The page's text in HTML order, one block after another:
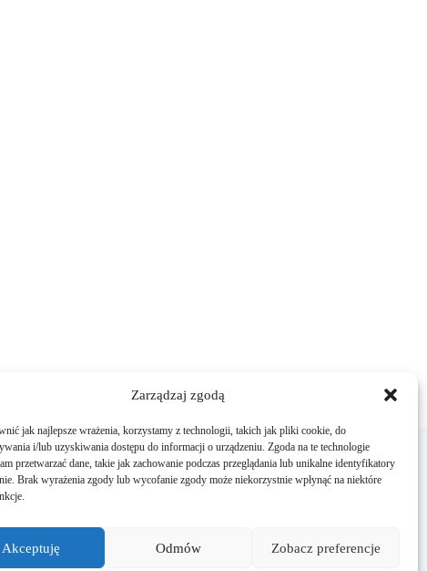
Zarządzaj zgodą
jak najlepsze wrażenia, korzystamy z technologii, takich jak pliki cookie, do
i/lub uzyskiwania dostępu do informacji o urządzeniu. Zgoda na te technologie
przetwarzać dane, takie jak zachowanie podczas przeglądania lub unikalne identyfikatory
Brak wyrażenia zgody lub wycofanie zgody może niekorzystnie wpłynąć na niektóre
Akceptuję Odmów Zobacz preferencje
Przyjedź